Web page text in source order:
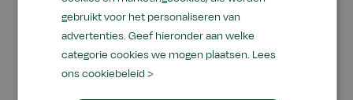
Collegegeld
Om te bepalen welk type collegegeld (wettelijk
gebruikt voor het personaliseren van
advertenties. Geef hieronder aan welke
categorie cookies we mogen plaatsen. Lees
ons cookiebeleid >